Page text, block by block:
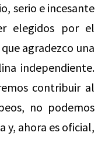
serio e incesante
elegidos por el
agradezco una
independiente.
contribuir al
no podemos
y, ahora es oficial,